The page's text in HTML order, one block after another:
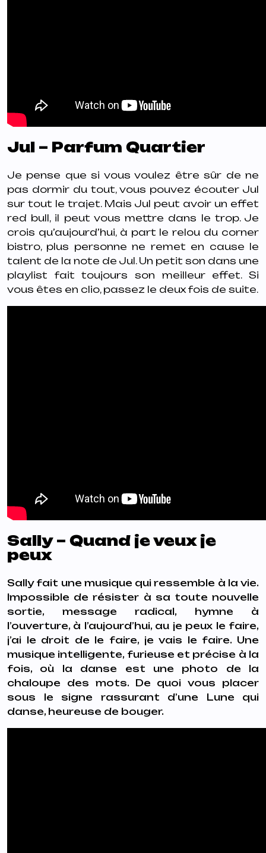
Jul – Parfum Quartier
Je pense que si vous voulez être sûr de ne
pas dormir du tout, vous pouvez écouter Jul
sur tout le trajet. Mais Jul peut avoir un effet
red bull, il peut vous mettre dans le trop. Je
crois qu’aujourd’hui, à part le relou du corner
bistro, plus personne ne remet en cause le
talent de la note de Jul. Un petit son dans une
playlist fait toujours son meilleur effet. Si
vous êtes en clio, passez le deux fois de suite.
Sally – Quand je veux je
peux
Sally fait une musique qui ressemble à la vie.
Impossible de résister à sa toute nouvelle
sortie, message radical, hymne à
l’ouverture, à l’aujourd’hui, au je peux le faire,
j’ai le droit de le faire, je vais le faire. Une
musique intelligente, furieuse et précise à la
fois, où la danse est une photo de la
chaloupe des mots. De quoi vous placer
sous le signe rassurant d’une Lune qui
danse, heureuse de bouger.